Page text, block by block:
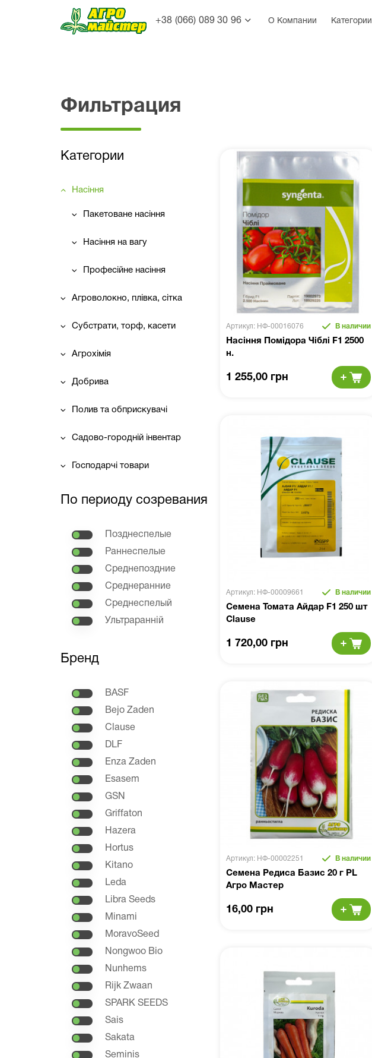
+38 (066) 089 30 96 О Компании Категории
Фильтрация
Категории
Насіння
Пакетоване насіння
Насіння на вагу
Професійне насіння
Агроволокно, плівка, сітка
Субстрати, торф, касети
Агрохімія
Добрива
Полив та обприскувачі
Садово-городній інвентар
Господарчі товари
По периоду созревания
Позднеспелые
Раннеспелые
Среднепоздние
Среднеранние
Среднеспелый
Ультраранній
Бренд
BASF
Bejo Zaden
Clause
DLF
Enza Zaden
Esasem
GSN
Griffaton
Hazera
Hortus
Kitano
Leda
Libra Seeds
Minami
MoravoSeed
Nongwoo Bio
Nunhems
Rijk Zwaan
SPARK SEEDS
Sais
Sakata
Seminis
Артикул: НФ-00016076 В наличии
Насіння Помідора Чіблі F1 2500
н.
1 255,00 грн
Артикул: НФ-00009661 В наличии
Семена Томата Айдар F1 250 шт
Clause
1 720,00 грн
Артикул: НФ-00002251 В наличии
Семена Редиса Базис 20 г PL
Агро Мастер
16,00 грн